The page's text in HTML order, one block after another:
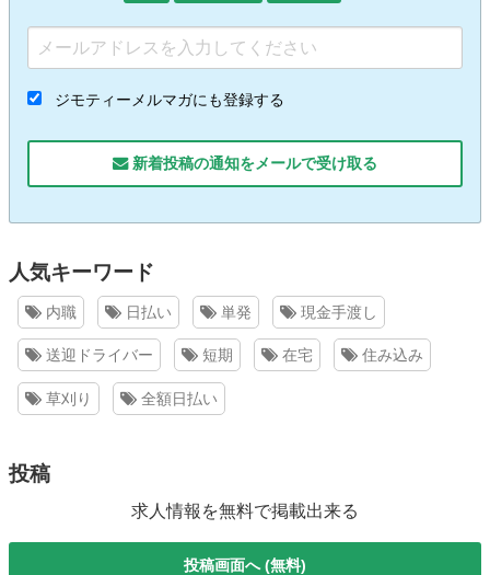
ジモティーメルマガにも登録する
新着投稿の通知をメールで受け取る
人気キーワード
内職 日払い 単発 現金手渡し
送迎ドライバー 短期 在宅 住み込み
草刈り 全額日払い
投稿
求人情報を無料で掲載出来る
投稿画面へ (無料)